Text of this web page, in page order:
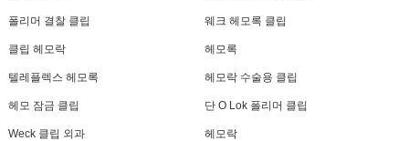
폴리머 결찰 클립 웨크 헤모록 클립
클립 헤모락 헤모록
텔레플렉스 헤모록 헤모락 수술용 클립
헤모 잠금 클립 단 O Lok 폴리머 클립
Weck 클립 외과 헤모락